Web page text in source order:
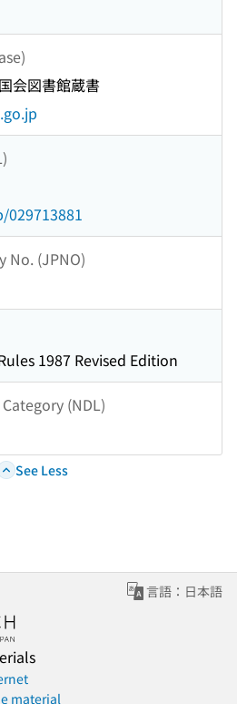
会図書館蔵書
No. (JPNO)
1987 Revised Edition
(NDL)
See Less
言語：日本語
material